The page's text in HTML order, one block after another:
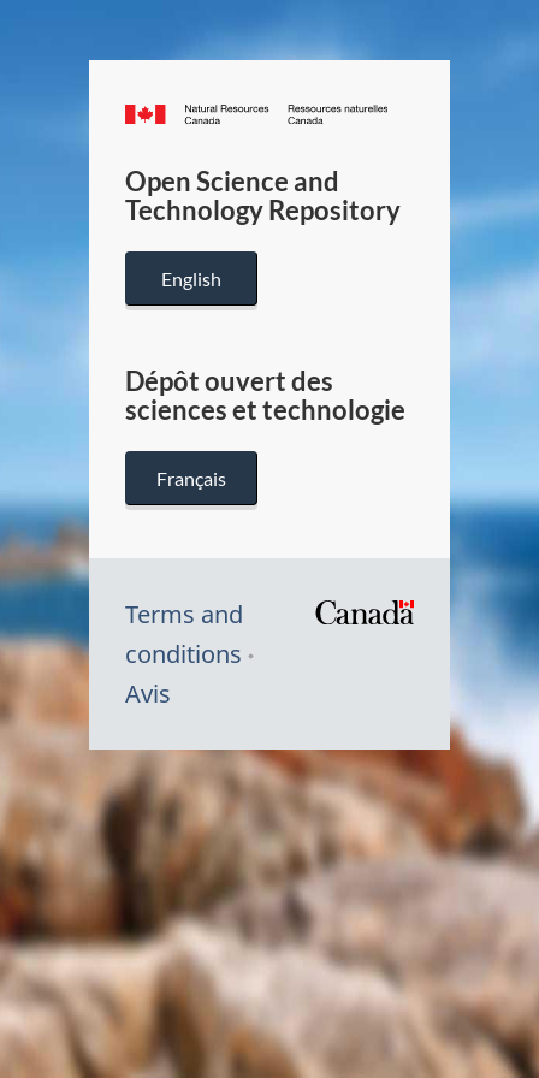
Canada.ca
/
Canada
Open Science and
Technology Repository
English
Dépôt ouvert des
sciences et technologie
Français
Terms and
conditions
Avis
Symbole
du
Canada